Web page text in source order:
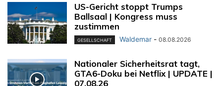
US-Gericht stoppt Trumps
Ballsaal | Kongress muss
zustimmen
GESELLSCHAFT Waldemar - 08.08.2026
Nationaler Sicherheitsrat tagt,
GTA6-Doku bei Netflix | UPDATE |
07.08.26